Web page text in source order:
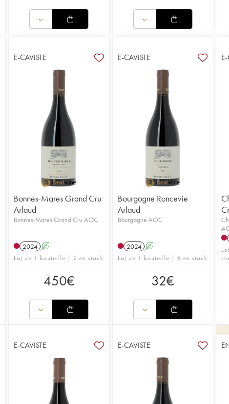
E-CAVISTE
Bonnes-Mares Grand Cru
Arlaud
Bonnes-Mares Grand Cru AOC
2024 A
Lot de 1 bouteille | 2 en stock
450€
E-CAVISTE
Bourgogne Roncevie
Arlaud
Bourgogne AOC
2024 A
Lot de 1 bouteille | 6 en stock
32€
E-CAVISTE E-CAVISTE